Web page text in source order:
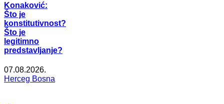
Konaković:
Što je
konstitutivnost?
Što je
legitimno
predstavljanje?
07.08.2026.
Herceg Bosna